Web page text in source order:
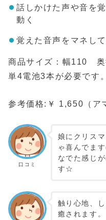
話しかけた声や音を
動く
覚えた音声をマネし
商品サイズ：幅110
単4電池3本が必要です。
参考価格:￥ 1,650（ア
口コミ
娘にクリス
ゃ喜んでま
なでた感じ
す☆
触り心地、
癒されます。